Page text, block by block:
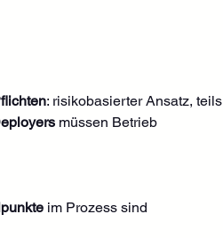
: risikobasierter Ansatz, teils
müssen Betrieb
im Prozess sind